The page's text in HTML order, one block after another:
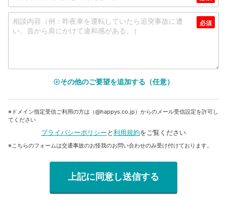
add_circle_outlineその他のご要望を追加する（任意）
※ドメイン指定受信ご利用の方は（@happys.co.jp）からのメール受信設定を許可し
てください
プライバシーポリシーと利用規約をご覧ください
※こちらのフォームは交通事故のお怪我のお問い合わせのみ受け付けております。